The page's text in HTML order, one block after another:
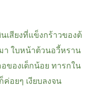
เสียงที่แข็งกร้าวของต้
า ใบหน้าต้วนอวี้หราน
ของเด็กน้อย ทารกใน
ค่อยๆ เงียบลงจน